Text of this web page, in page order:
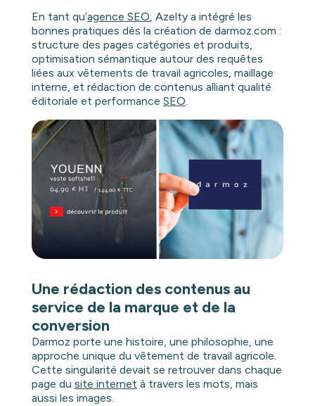
En tant qu’agence SEO, Azelty a intégré les
bonnes pratiques dès la création de darmoz.com :
structure des pages catégories et produits,
optimisation sémantique autour des requêtes
liées aux vêtements de travail agricoles, maillage
interne, et rédaction de contenus alliant qualité
éditoriale et performance SEO.
Une rédaction des contenus au
service de la marque et de la
conversion
Darmoz porte une histoire, une philosophie, une
approche unique du vêtement de travail agricole.
Cette singularité devait se retrouver dans chaque
page du site internet à travers les mots, mais
aussi les images.